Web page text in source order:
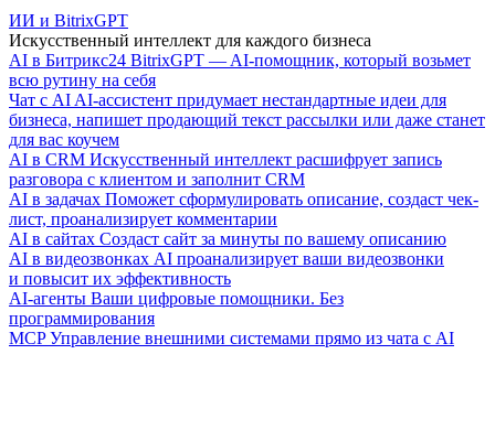
ИИ и BitrixGPT
Искусственный интеллект для каждого бизнеса
AI в Битрикс24 BitrixGPT — AI-помощник, который возьмет
всю рутину на себя
Чат с AI AI-ассистент придумает нестандартные идеи для
бизнеса, напишет продающий текст рассылки или даже станет
для вас коучем
AI в CRM Искусственный интеллект расшифрует запись
разговора с клиентом и заполнит CRM
AI в задачах Поможет сформулировать описание, создаст чек-
лист, проанализирует комментарии
AI в сайтах Создаст сайт за минуты по вашему описанию
AI в видеозвонках AI проанализирует ваши видеозвонки
и повысит их эффективность
AI-агенты Ваши цифровые помощники. Без
программирования
MCP Управление внешними системами прямо из чата с AI